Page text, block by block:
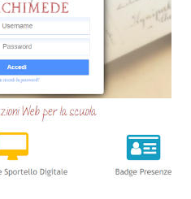
Comunque sia, ancora oggi
per molti
prodotti. Ecco perchè
guida dettagliata. Nel
consultare le seguenti
dopo essere stati